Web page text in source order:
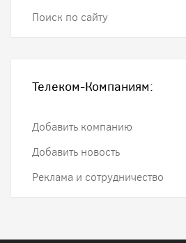
Поиск по сайту
Телеком-Компаниям:
Добавить компанию
Добавить новость
Реклама и сотрудничество